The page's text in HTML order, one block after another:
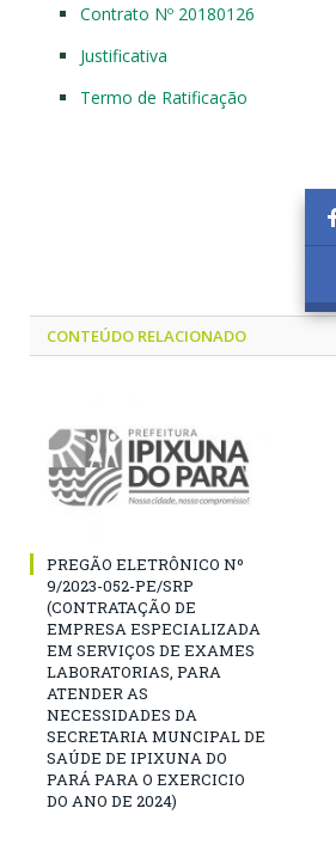
Contrato Nº 20180126
Justificativa
Termo de Ratificação
CONTEÚDO RELACIONADO
PREGÃO ELETRÔNICO Nº
9/2023-052-PE/SRP
(CONTRATAÇÃO DE
EMPRESA ESPECIALIZADA
EM SERVIÇOS DE EXAMES
LABORATORIAS, PARA
ATENDER AS
NECESSIDADES DA
SECRETARIA MUNCIPAL DE
SAÚDE DE IPIXUNA DO
PARÁ PARA O EXERCICIO
DO ANO DE 2024)